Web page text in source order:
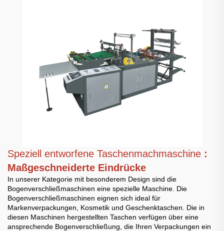
Speziell entworfene Taschenmachmaschine :
Maßgeschneiderte Eindrücke
In unserer Kategorie mit besonderem Design sind die
Bogenverschließmaschinen eine spezielle Maschine. Die
Bogenverschließmaschinen eignen sich ideal für
Markenverpackungen, Kosmetik und Geschenktaschen. Die in
diesen Maschinen hergestellten Taschen verfügen über eine
ansprechende Bogenverschließung, die Ihren Verpackungen ein